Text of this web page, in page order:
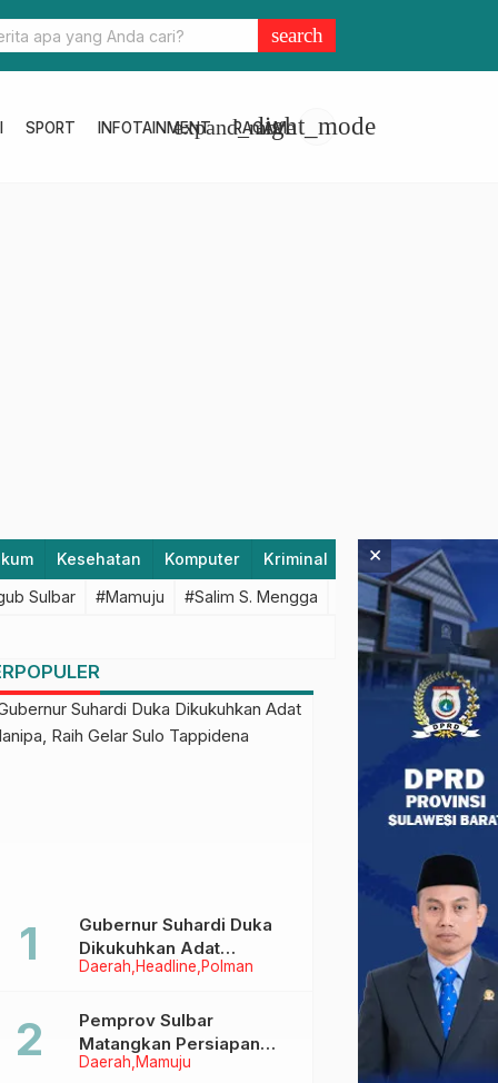
dan Ketua Bhayangkari Terima Kunjungan Kepala RRI Mamuju,
Informasi untuk Masyarakat
search
SPORT INFOTAINMENT RAGAM
expand_morelight_mode
Kesehatan Komputer Kriminal Lifestyle
Sulbar #Mamuju #Salim S. Mengga #featured #Polda
Daerah Headline Polman
Gubernur Suhardi Duka
Dikukuhkan Adat
Balanipa, Raih Gelar Sulo
Daerah Mamuju
Pemprov Sulbar
Matangkan Persiapan
HUT Ke-81 RI, Puncak
×